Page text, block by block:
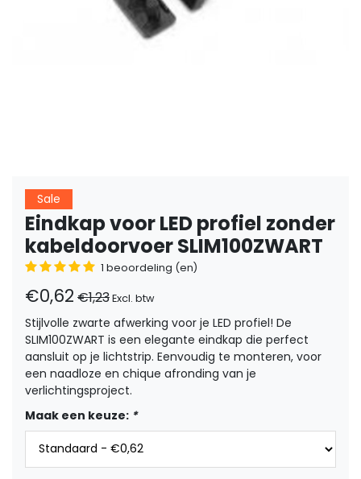
Sale
Eindkap voor LED profiel zonder
kabeldoorvoer SLIM100ZWART
1 beoordeling (en)
€0,62 €1,23Excl. btw
Stijlvolle zwarte afwerking voor je LED profiel! De
SLIM100ZWART is een elegante eindkap die perfect
aansluit op je lichtstrip. Eenvoudig te monteren, voor
een naadloze en chique afronding van je
verlichtingsproject.
Maak een keuze: *